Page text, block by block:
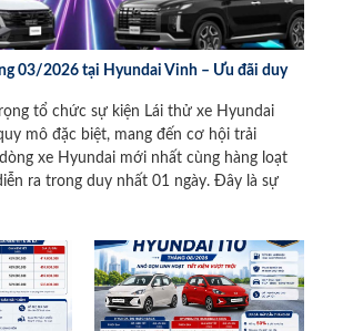
03/2026 tại Hyundai Vinh – Ưu đãi duy
tổ chức sự kiện Lái thử xe Hyundai
mô đặc biệt, mang đến cơ hội trải
xe Hyundai mới nhất cùng hàng loạt
ra trong duy nhất 01 ngày. Đây là sự